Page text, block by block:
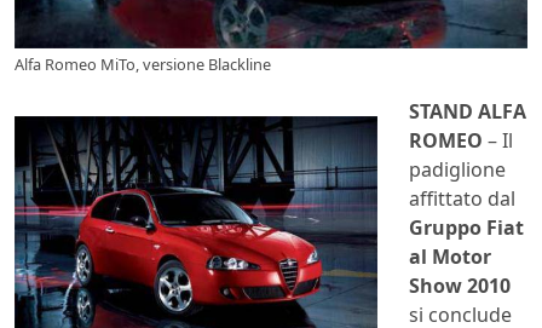
Alfa Romeo MiTo, versione Blackline
STAND ALFA
ROMEO – Il
padiglione
affittato dal
Gruppo Fiat
al Motor
Show 2010
si conclude